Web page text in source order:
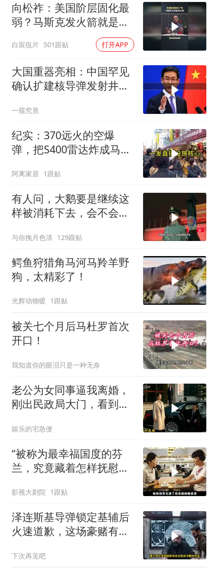
向松祚：美国阶层固化最
弱？马斯克发火箭就是答
白宸侃片 501跟贴 打开APP
大国重器亮相：中国罕见
确认扩建核导弹发射井铸
一窥究竟
纪实：370远火的空爆
弹，把S400雷达炸成马蜂
了
阿离家居 1跟贴
有人问，大鹅要是继续这
样被消耗下去，会不会灭
与你挽月色清 129跟贴
鳄鱼狩猎角马河马羚羊野
狗，太精彩了！
光辉动物暖 1跟贴
被关七个月后马杜罗首次
开口！
我知道你的眼泪只是一种无奈
老公为女同事逼我离婚，
刚出民政局大门，看到我
娱乐的宅急便
“被称为最幸福国度的芬
兰，究竟藏着怎样抚慰人
影视大剧院 1跟贴
泽连斯基导弹锁定基辅后
火速道歉，这场豪赌有多
下次再见吧